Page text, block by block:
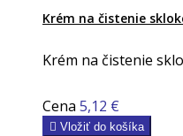
Krém na čistenie
Krém na čistenie
Cena 5,12 €
 Vložiť do košíka